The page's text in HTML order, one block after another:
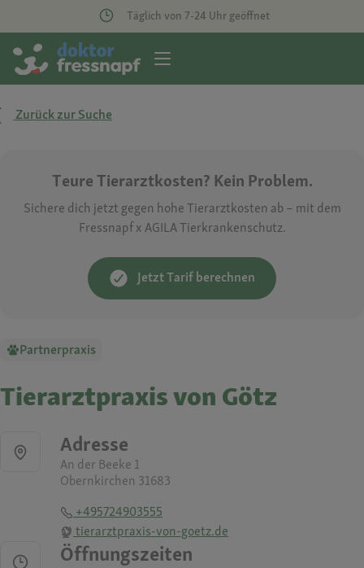
Täglich von 7-24 Uhr geöffnet
Zurück zur Suche
Teure Tierarztkosten? Kein Problem.
Sichere dich jetzt gegen hohe Tierarztkosten ab – mit dem
Fressnapf x AGILA Tierkrankenschutz.
Jetzt Tarif berechnen
Partnerpraxis
Tierarztpraxis von Götz
Adresse
An der Beeke 1
Obernkirchen 31683
+495724903555
tierarztpraxis-von-goetz.de
Öffnungszeiten